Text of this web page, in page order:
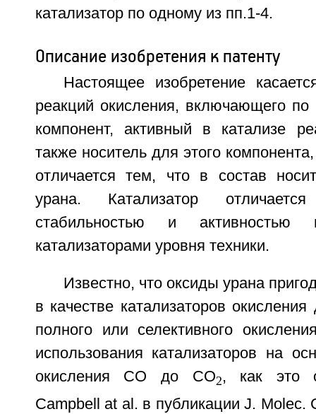
катализатор по одному из пп.1-4.
Описание изобретения к патенту
Настоящее изобретение
реакций окисления, включающего
компонент, активный в катализе
также носитель для этого
отличается тем, что в состав
урана. Катализатор
стабильностью и
катализаторами уровня техники.
Известно, что оксиды урана
в качестве катализаторов
полного или селективного
использования катализаторов на
окисления CO до CO2, как это
Campbell at al. в публикации J. Molec.